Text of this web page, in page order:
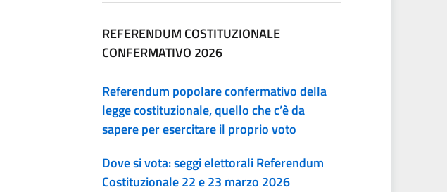
REFERENDUM COSTITUZIONALE
CONFERMATIVO 2026
Referendum popolare confermativo della
legge costituzionale, quello che c’è da
sapere per esercitare il proprio voto
Dove si vota: seggi elettorali Referendum
Costituzionale 22 e 23 marzo 2026